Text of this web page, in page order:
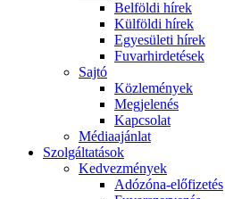
Belföldi hírek
Külföldi hírek
Egyesületi hírek
Fuvarhirdetések
Sajtó
Közlemények
Megjelenés
Kapcsolat
Médiaajánlat
Szolgáltatások
Kedvezmények
Adózóna-előfizetés